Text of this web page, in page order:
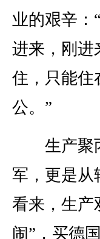
业的艰辛：
进来，刚进
住，只能住
公。”
生产聚丙
军，更是从
看来，生产
闹”，买德